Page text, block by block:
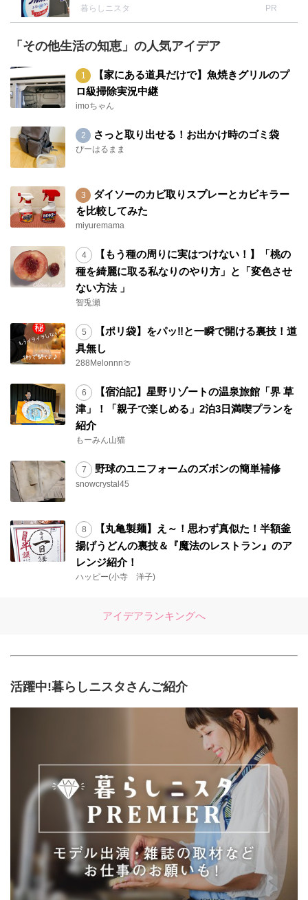
暮らしニスタ PR
「その他生活の知恵」の人気アイデア
【家にある道具だけで】魚焼きグリルのプ
ロ級掃除実況中継
imoちゃん
さっと取り出せる！お出かけ時のゴミ袋
ぴーはるまま
ダイソーのカビ取りスプレーとカビキラー
を比較してみた
miyuremama
【もう種の周りに実はつけない！】「桃の
種を綺麗に取る私なりのやり方」と「変色させ
ない方法 」
智兎瀬
【ポリ袋】をパッ‼と一瞬で開ける裏技！道
具無し
288Melonnn🍈
【宿泊記】星野リゾートの温泉旅館「界 草
津」！「親子で楽しめる」2泊3日満喫プランを
紹介
もーみん山猫
野球のユニフォームのズボンの簡単補修
snowcrystal45
【丸亀製麺】え～！思わず真似た！半額釜
揚げうどんの裏技＆『魔法のレストラン』のア
レンジ紹介！
ハッピー(小寺 洋子)
アイデアランキングへ
活躍中!暮らしニスタさんご紹介